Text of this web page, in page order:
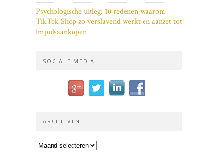
Psychologische uitleg: 10 redenen waarom
TikTok Shop zo verslavend werkt en aanzet tot
impulsaankopen
SOCIALE MEDIA
ARCHIEVEN
Archieven